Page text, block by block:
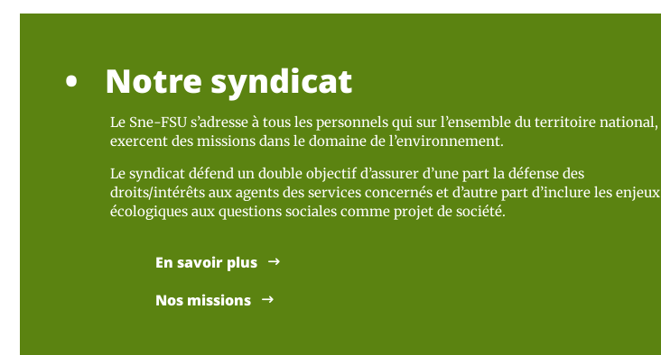
Notre syndicat
Le Sne-FSU s’adresse à tous les personnels qui sur l’ensemble du territoire national,
exercent des missions dans le domaine de l’environnement.
Le syndicat défend un double objectif d’assurer d’une part la défense des
droits/intérêts aux agents des services concernés et d’autre part d’inclure les enjeux
écologiques aux questions sociales comme projet de société.
En savoir plus
Nos missions